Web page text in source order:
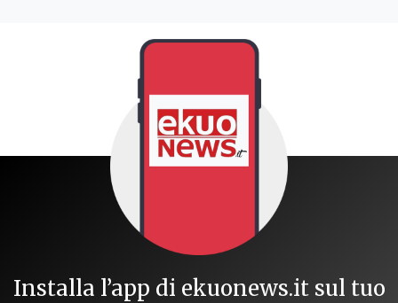
Installa l’app di ekuonews.it sul tuo